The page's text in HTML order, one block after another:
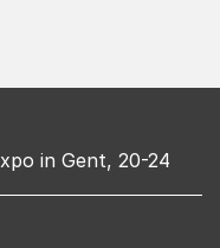
in Gent, 20-24